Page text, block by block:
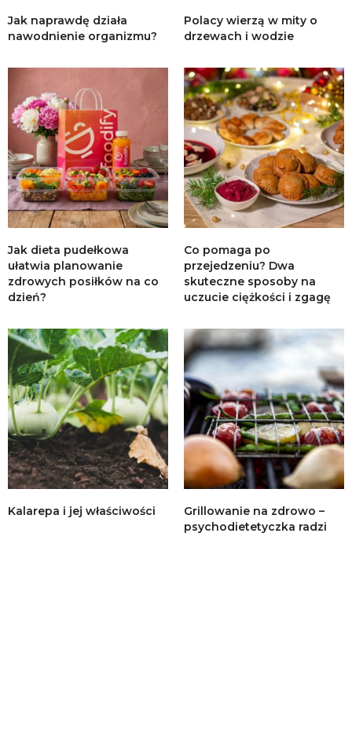
Jak naprawdę działa
nawodnienie organizmu?
Polacy wierzą w mity o
drzewach i wodzie
Jak dieta pudełkowa
ułatwia planowanie
zdrowych posiłków na co
dzień?
Co pomaga po
przejedzeniu? Dwa
skuteczne sposoby na
uczucie ciężkości i zgagę
Kalarepa i jej właściwości
Grillowanie na zdrowo –
psychodietetyczka radzi